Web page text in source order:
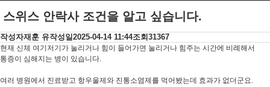
스위스 안락사 조건을 알고 싶습니다.
작성자재훈 유작성일 2025-04-14 11:44조회 31367
현재 신체 여기저기가 눌리거나 힘이 들어가면 눌리거나 힘주는 시간에 비례해서
통증이 심해지는 병이 있습니다.
여러 병원에서 진료받고 항우울제와 진통소염제를 먹어봤는데 효과가 없더군요.